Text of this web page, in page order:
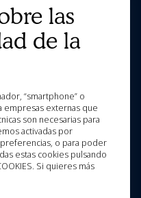
las
de la
empresas externas que
son necesarias para
activadas por
o para poder
estas cookies pulsando
Si quieres más